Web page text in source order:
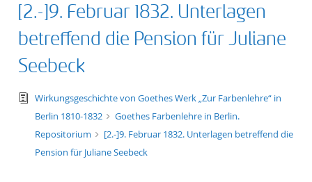
[2.-]9. Februar 1832. Unterlagen
betreffend die Pension für Juliane
Seebeck
text/tg.edition+tg.aggregation+xml
Wirkungsgeschichte von Goethes Werk „Zur Farbenlehre“ in
Berlin 1810-1832
Goethes Farbenlehre in Berlin.
Repositorium
[2.-]9. Februar 1832. Unterlagen betreffend die
Pension für Juliane Seebeck